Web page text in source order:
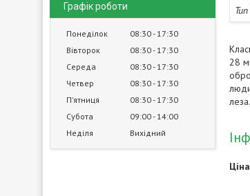
Графік роботи
Понеділок 08:30 17:30
Вівторок
08:30 17:30
Середа
08:30 17:30
Четвер
08:30 17:30
Пʼятниця
08:30 17:30
Субота
09:00 14:00
Неділя
Вихідний
28
леза.